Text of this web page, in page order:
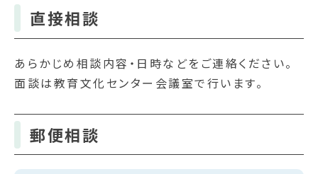
直接相談
あらかじめ相談内容・日時などをご連絡ください。
面談は教育文化センター会議室で行います。
郵便相談